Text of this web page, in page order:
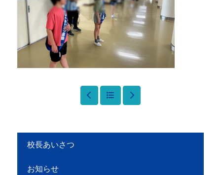
校長あいさつ
お知らせ